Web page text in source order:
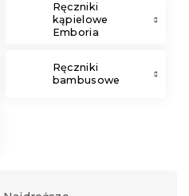
Ręczniki
kąpielowe
Emboria
Ręczniki
bambusowe